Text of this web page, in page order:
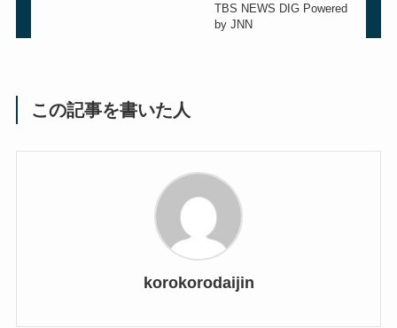
TBS NEWS DIG Powered
by JNN
この記事を書いた人
korokorodaijin